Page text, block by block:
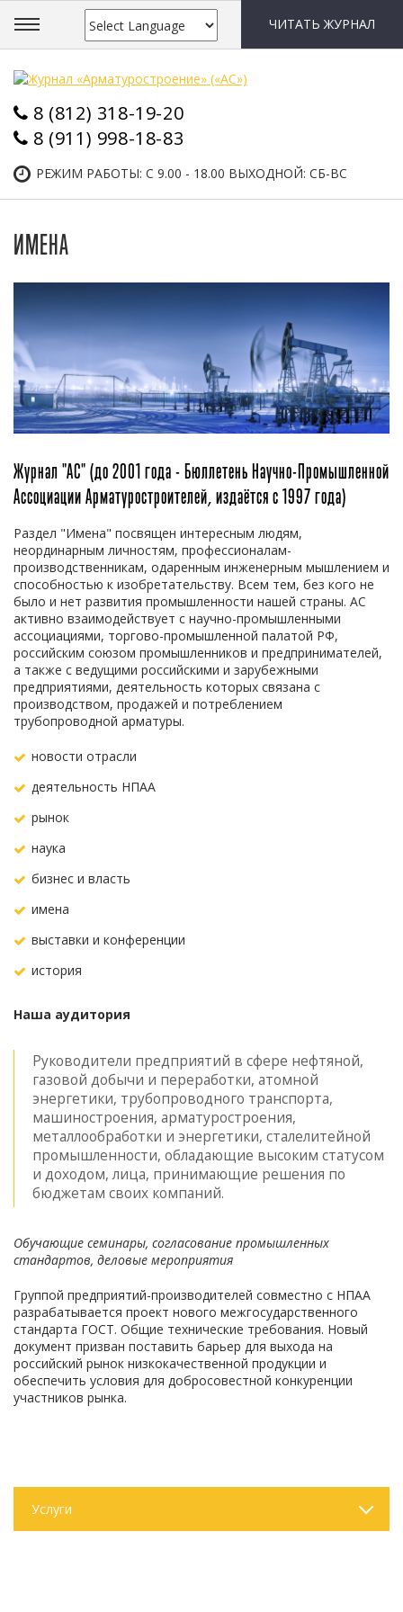
8 (812) 318-19-20
8 (911) 998-18-83
РЕЖИМ РАБОТЫ: С 9.00 - 18.00 ВЫХОДНОЙ: СБ-ВС
ЧИТАТЬ ЖУРНАЛ
ИМЕНА
Журнал "АС" (до 2001 года - Бюллетень Научно-Промышленной
Ассоциации Арматуростроителей, издаётся с 1997 года)
Раздел "Имена" посвящен интересным людям,
неординарным личностям, профессионалам-
производственникам, одаренным инженерным мышлением и
способностью к изобретательству. Всем тем, без кого не
было и нет развития промышленности нашей страны. АС
активно взаимодействует с научно-промышленными
ассоциациями, торгово-промышленной палатой РФ,
российским союзом промышленников и предпринимателей,
а также с ведущими российскими и зарубежными
предприятиями, деятельность которых связана с
производством, продажей и потреблением
трубопроводной арматуры.
новости отрасли
деятельность НПАА
рынок
наука
бизнес и власть
имена
выставки и конференции
история
Наша аудитория
Руководители предприятий в сфере нефтяной,
газовой добычи и переработки, атомной
энергетики, трубопроводного транспорта,
машиностроения, арматуростроения,
металлообработки и энергетики, сталелитейной
промышленности, обладающие высоким статусом
и доходом, лица, принимающие решения по
бюджетам своих компаний.
Обучающие семинары, согласование промышленных
стандартов, деловые мероприятия
Группой предприятий-производителей совместно с НПАА
разрабатывается проект нового межгосударственного
стандарта ГОСТ. Общие технические требования. Новый
документ призван поставить барьер для выхода на
российский рынок низкокачественной продукции и
обеспечить условия для добросовестной конкуренции
участников рынка.
Услуги